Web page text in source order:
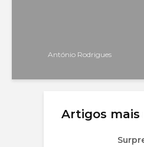
António Rodrigues
Artigos mais